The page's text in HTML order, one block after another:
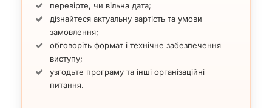
перевірте, чи вільна дата;
дізнайтеся актуальну вартість та умови
замовлення;
обговоріть формат і технічне забезпечення
виступу;
узгодьте програму та інші організаційні
питання.